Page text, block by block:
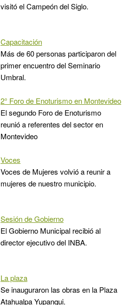
visitó el Campeón del Siglo.
Capacitación
Más de 60 personas participaron del
primer encuentro del Seminario
Umbral.
2° Foro de Enoturismo en Montevideo
El segundo Foro de Enoturismo
reunió a referentes del sector en
Montevideo
Voces
Voces de Mujeres volvió a reunir a
mujeres de nuestro municipio.
Sesión de Gobierno
El Gobierno Municipal recibió al
director ejecutivo del INBA.
La plaza
Se inauguraron las obras en la Plaza
Atahualpa Yupanqui.